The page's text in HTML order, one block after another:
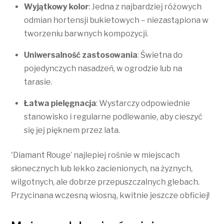
Wyjątkowy kolor: Jedna z najbardziej różowych
odmian hortensji bukietowych – niezastąpiona w
tworzeniu barwnych kompozycji.
Uniwersalność zastosowania: Świetna do
pojedynczych nasadzeń, w ogrodzie lub na
tarasie.
Łatwa pielęgnacja: Wystarczy odpowiednie
stanowisko i regularne podlewanie, aby cieszyć
się jej pięknem przez lata.
'Diamant Rouge’ najlepiej rośnie w miejscach
słonecznych lub lekko zacienionych, na żyznych,
wilgotnych, ale dobrze przepuszczalnych glebach.
Przycinana wczesną wiosną, kwitnie jeszcze obficiej!